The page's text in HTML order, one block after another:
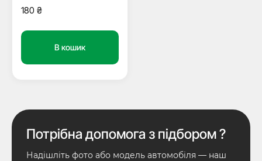
180 ₴
В кошик
Потрібна допомога з підбором ?
Надішліть фото або модель автомобіля — наш